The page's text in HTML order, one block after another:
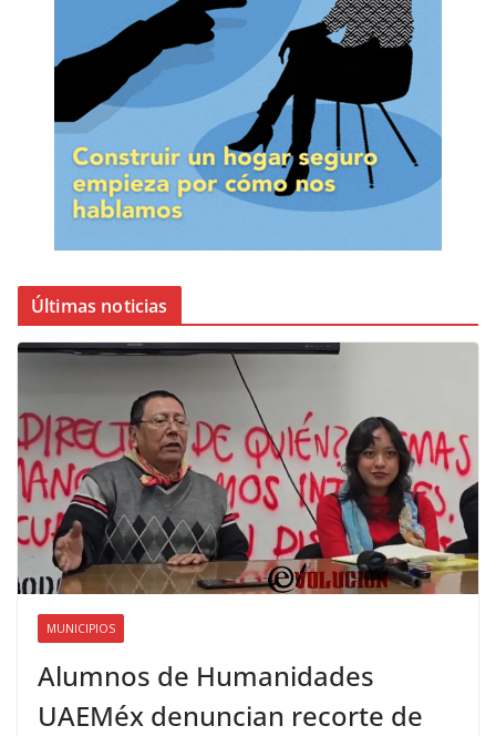
Últimas noticias
MUNICIPIOS
Alumnos de Humanidades
UAEMéx denuncian recorte de